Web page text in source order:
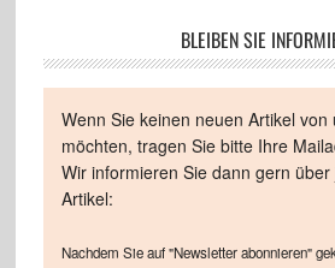
BLEIBEN SIE
Wenn Sie keinen neuen Artikel von
möchten, tragen Sie bitte Ihre
Wir informieren Sie dann gern
Artikel:
Nachdem Sie auf "Newsletter abonnieren"